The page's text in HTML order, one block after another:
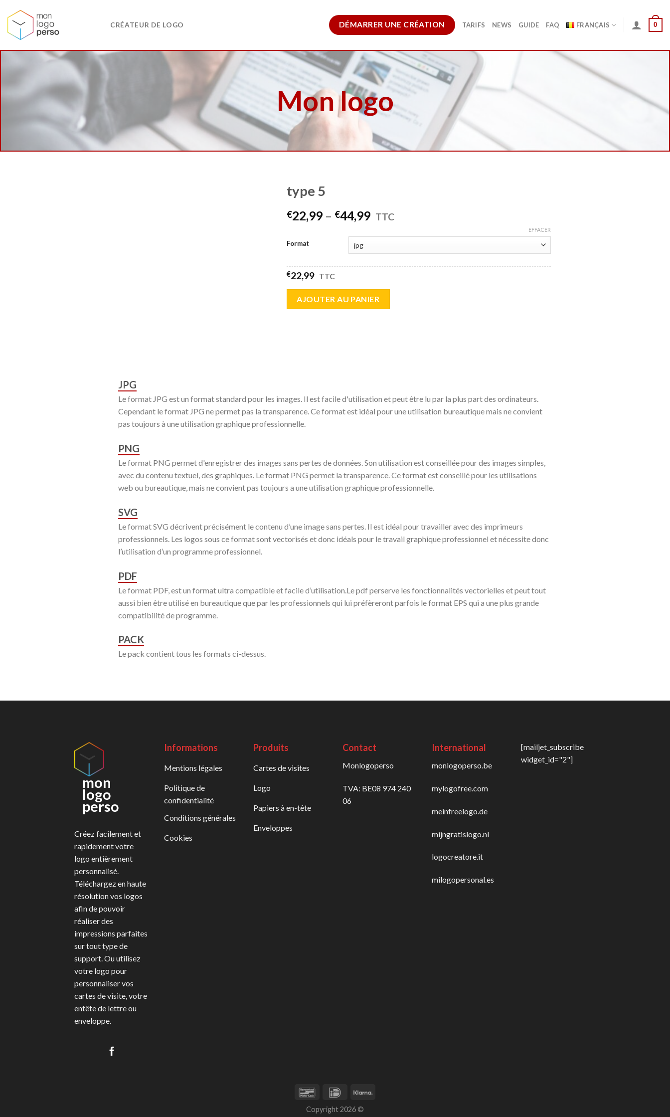
content
CRÉATEUR DE LOGO DÉMARRER UNE CRÉATION TARIFS NEWS GUIDE FAQ FRANÇAIS 0
Mon logo
type 5
€22,99 – €44,99 TTC
Format
EFFACER
€22,99 TTC
AJOUTER AU PANIER
JPG
Le format JPG est un format standard pour les images. Il est facile d'utilisation et peut être lu par la plus part des ordinateurs.
Cependant le format JPG ne permet pas la transparence. Ce format est idéal pour une utilisation bureautique mais ne convient
pas toujours à une utilisation graphique professionnelle.
PNG
Le format PNG permet d'enregistrer des images sans pertes de données. Son utilisation est conseillée pour des images simples,
avec du contenu textuel, des graphiques. Le format PNG permet la transparence. Ce format est conseillé pour les utilisations
web ou bureautique, mais ne convient pas toujours a une utilisation graphique professionnelle.
SVG
Le format SVG décrivent précisément le contenu d’une image sans pertes. Il est idéal pour travailler avec des imprimeurs
professionnels. Les logos sous ce format sont vectorisés et donc idéals pour le travail graphique professionnel et nécessite donc
l’utilisation d’un programme professionnel.
PDF
Le format PDF, est un format ultra compatible et facile d’utilisation.Le pdf perserve les fonctionnalités vectorielles et peut tout
aussi bien être utilisé en bureautique que par les professionnels qui lui préfèreront parfois le format EPS qui a une plus grande
compatibilité de programme.
PACK
Le pack contient tous les formats ci-dessus.
mon
logo
perso
Créez facilement et
rapidement votre
logo entièrement
personnalisé.
Téléchargez en haute
résolution vos logos
afin de pouvoir
réaliser des
impressions parfaites
sur tout type de
support. Ou utilisez
votre logo pour
personnaliser vos
cartes de visite, votre
entête de lettre ou
enveloppe.
Informations
Mentions légales
Politique de
confidentialité
Conditions générales
Cookies
Produits
Cartes de visites
Logo
Papiers à en-tête
Enveloppes
Contact
Monlogoperso
TVA: BE08 974 240
06
International
monlogoperso.be
mylogofree.com
meinfreelogo.de
mijngratislogo.nl
logocreatore.it
milogopersonal.es
[mailjet_subscribe
widget_id="2"]
Copyright 2026 ©